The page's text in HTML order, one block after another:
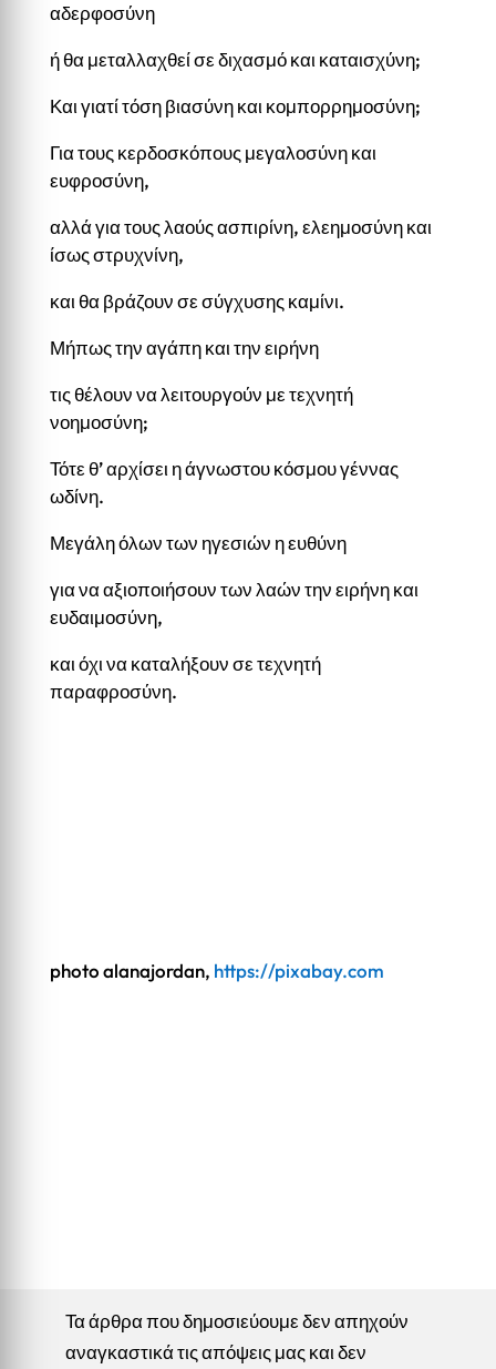
αδερφοσύνη
ή θα μεταλλαχθεί σε διχασμό και καταισχύνη;
Και γιατί τόση βιασύνη και κομπορρημοσύνη;
Για τους κερδοσκόπους μεγαλοσύνη και
ευφροσύνη,
αλλά για τους λαούς ασπιρίνη, ελεημοσύνη και
ίσως στρυχνίνη,
και θα βράζουν σε σύγχυσης καμίνι.
Μήπως την αγάπη και την ειρήνη
τις θέλουν να λειτουργούν με τεχνητή
νοημοσύνη;
Τότε θ’ αρχίσει η άγνωστου κόσμου γέννας
ωδίνη.
Μεγάλη όλων των ηγεσιών η ευθύνη
για να αξιοποιήσουν των λαών την ειρήνη και
ευδαιμοσύνη,
και όχι να καταλήξουν σε τεχνητή
παραφροσύνη.
photo alanajordan, https://pixabay.com
Τα άρθρα που δημοσιεύουμε δεν απηχούν
αναγκαστικά τις απόψεις μας και δεν